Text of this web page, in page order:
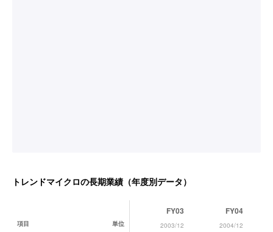
トレンドマイクロの長期業績（年度別データ）
項目 単位
FY03
2003/12
FY04
2004/12